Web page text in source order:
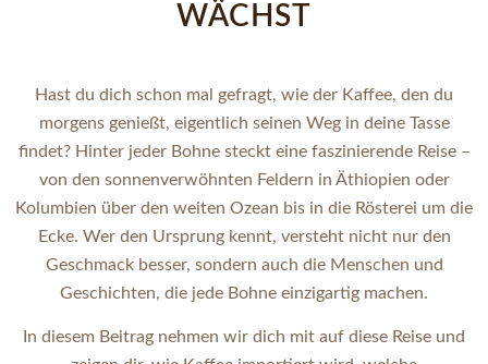
WÄCHST
Hast du dich schon mal gefragt, wie der Kaffee, den du
morgens genießt, eigentlich seinen Weg in deine Tasse
findet? Hinter jeder Bohne steckt eine faszinierende Reise –
von den sonnenverwöhnten Feldern in Äthiopien oder
Kolumbien über den weiten Ozean bis in die Rösterei um die
Ecke. Wer den Ursprung kennt, versteht nicht nur den
Geschmack besser, sondern auch die Menschen und
Geschichten, die jede Bohne einzigartig machen.
In diesem Beitrag nehmen wir dich mit auf diese Reise und